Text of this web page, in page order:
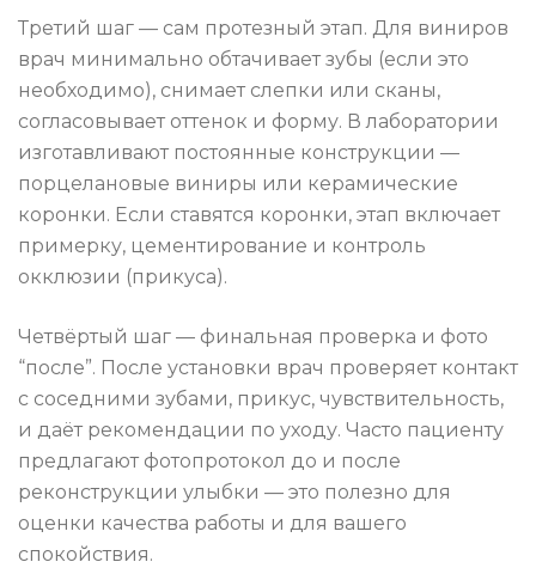
Третий шаг — сам протезный этап. Для виниров
врач минимально обтачивает зубы (если это
необходимо), снимает слепки или сканы,
согласовывает оттенок и форму. В лаборатории
изготавливают постоянные конструкции —
порцелановые виниры или керамические
коронки. Если ставятся коронки, этап включает
примерку, цементирование и контроль
окклюзии (прикуса).
Четвёртый шаг — финальная проверка и фото
“после”. После установки врач проверяет контакт
с соседними зубами, прикус, чувствительность,
и даёт рекомендации по уходу. Часто пациенту
предлагают фотопротокол до и после
реконструкции улыбки — это полезно для
оценки качества работы и для вашего
спокойствия.